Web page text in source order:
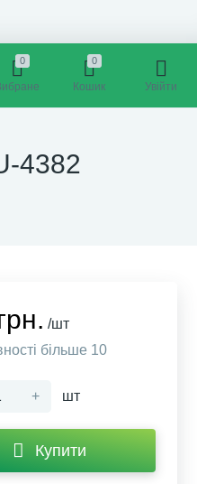
0 0
Кошик Увійти
4382
/шт
більше 10
+ шт
Купити